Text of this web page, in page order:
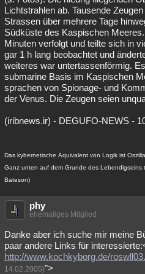
Lichtstrahlen ab. Tausende
Strassen über mehrere Tage
Südküste des Kaspischen
Minuten verfolgt und teilte sich in
gar 1 h lang beobachtet und
weiteres war untertassenförmig.
submarine Basis im Kaspischen
sprachen von Spionage- und
der Venus. Die Zeugen seien
(iribnews.ir) - DEGUFO-NEWS -
Das kybernetische Äquivalent von Logik ist
Ganz unten auf dem Grunde des Lebendigseins
Bateson)
phy
ehemaliges Mitglied
Danke aber ich suche mir meine
paar andere Links für
http://www.kochkyborg.de/
14.02.2005)">